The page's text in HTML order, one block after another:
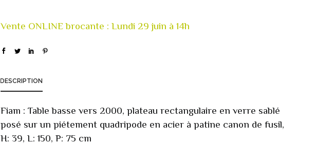
DESCRIPTION
Fiam : Table basse vers 2000, plateau rectangulaire en verre sablé
posé sur un piétement quadripode en acier à patine canon de fusil,
H: 39, L: 150, P: 75 cm